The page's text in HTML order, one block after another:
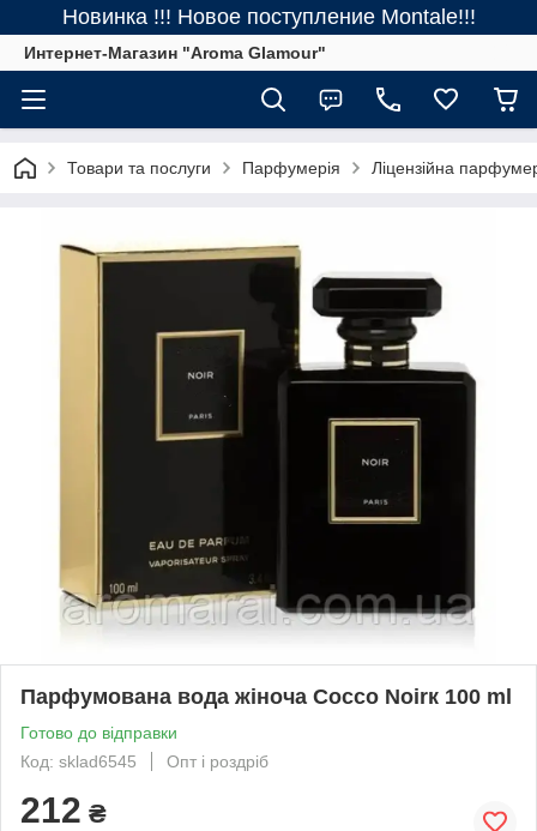
Новинка !!! Новое поступление Montale!!!
Интернет-Магазин "Aroma Glamour"
Товари та послуги Парфумерія Ліцензійна
Парфумована вода жіноча Cocсo Noirк 100 ml
Готово до відправки
Код: sklad6545
Опт і роздріб
212 ₴